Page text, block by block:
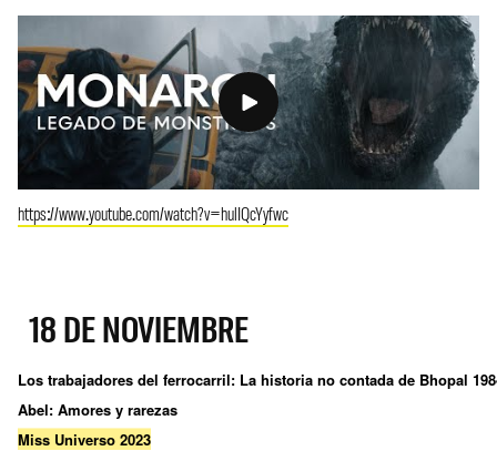
https://www.youtube.com/watch?v=hulIQcYyfwc
18 DE NOVIEMBRE
Los trabajadores del ferrocarril: La historia no contada de Bhopal
Abel: Amores y rarezas
Miss Universo 2023